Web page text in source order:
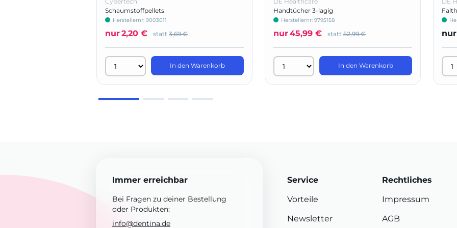
Schaumstoffpellets
Herstellernr: 9003011
nur2,20 € statt 3,69 €
In den Warenkorb
Handtücher 3-lagig
Herstellernr: 9795158
nur45,99 € statt 52,99 €
In den Warenkorb
nur
Immer erreichbar
Bei Fragen zu deiner Bestellung
oder Produkten:
info@dentina.de
Service
Vorteile
Newsletter
Rechtliches
Impressum
AGB